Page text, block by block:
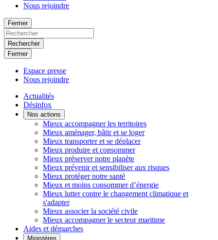
Nous rejoindre
Fermer
Rechercher
Fermer
Espace presse
Nous rejoindre
Actualités
Désinfox
Nos actions
Mieux accompagner les territoires
Mieux aménager, bâtir et se loger
Mieux transporter et se déplacer
Mieux produire et consommer
Mieux préserver notre planète
Mieux prévenir et sensibiliser aux risques
Mieux protéger notre santé
Mieux et moins consommer d’énergie
Mieux lutter contre le changement climatique et
s'adapter
Mieux associer la société civile
Mieux accompagner le secteur maritime
Aides et démarches
Ministères